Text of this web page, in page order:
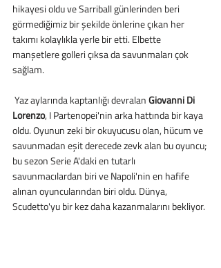
hikayesi oldu ve Sarriball günlerinden beri
görmediğimiz bir şekilde önlerine çıkan her
takımı kolaylıkla yerle bir etti. Elbette
manşetlere golleri çıksa da savunmaları çok
sağlam.
Yaz aylarında kaptanlığı devralan Giovanni Di
Lorenzo, I Partenopei'nin arka hattında bir kaya
oldu. Oyunun zeki bir okuyucusu olan, hücum ve
savunmadan eşit derecede zevk alan bu oyuncu;
bu sezon Serie A'daki en tutarlı
savunmacılardan biri ve Napoli'nin en hafife
alınan oyuncularından biri oldu. Dünya,
Scudetto'yu bir kez daha kazanmalarını bekliyor.